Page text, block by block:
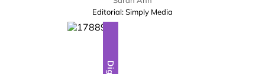
Editorial:Simply Media